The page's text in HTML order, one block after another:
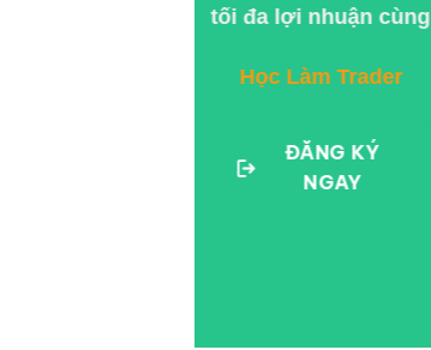
tối đa lợi nhuận cùng
Học Làm Trader
ĐĂNG KÝ
NGAY